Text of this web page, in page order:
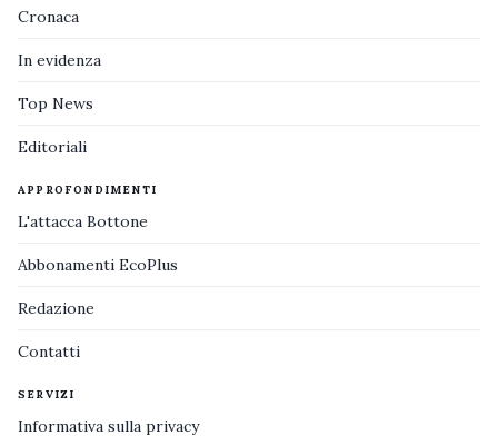
Cronaca
In evidenza
Top News
Editoriali
APPROFONDIMENTI
L'attacca Bottone
Abbonamenti EcoPlus
Redazione
Contatti
SERVIZI
Informativa sulla privacy